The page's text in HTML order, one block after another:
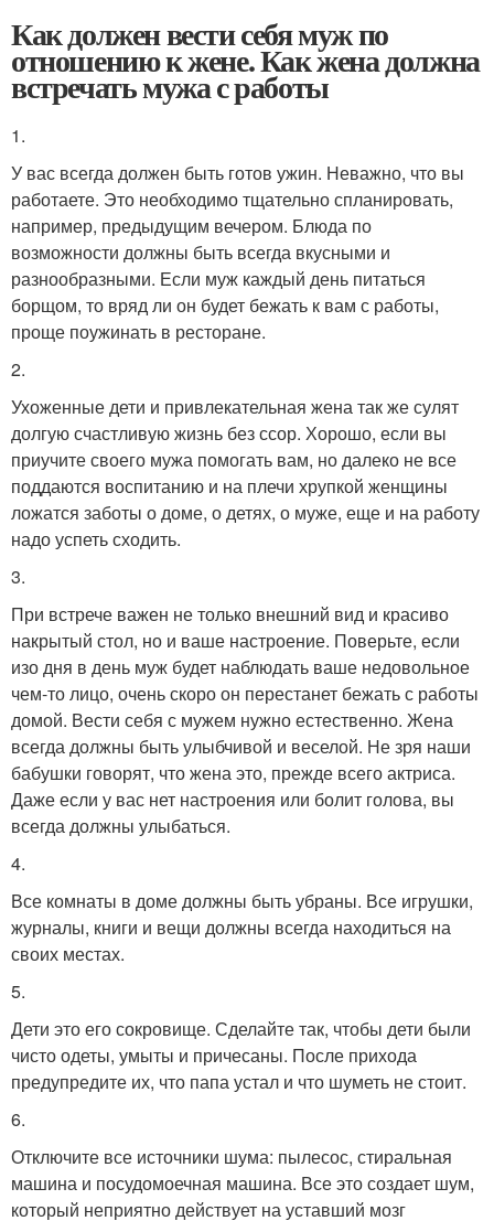
Как должен вести себя муж по
отношению к жене. Как жена должна
встречать мужа с работы
1.
У вас всегда должен быть готов ужин. Неважно, что вы
работаете. Это необходимо тщательно спланировать,
например, предыдущим вечером. Блюда по
возможности должны быть всегда вкусными и
разнообразными. Если муж каждый день питаться
борщом, то вряд ли он будет бежать к вам с работы,
проще поужинать в ресторане.
2.
Ухоженные дети и привлекательная жена так же сулят
долгую счастливую жизнь без ссор. Хорошо, если вы
приучите своего мужа помогать вам, но далеко не все
поддаются воспитанию и на плечи хрупкой женщины
ложатся заботы о доме, о детях, о муже, еще и на работу
надо успеть сходить.
3.
При встрече важен не только внешний вид и красиво
накрытый стол, но и ваше настроение. Поверьте, если
изо дня в день муж будет наблюдать ваше недовольное
чем-то лицо, очень скоро он перестанет бежать с работы
домой. Вести себя с мужем нужно естественно. Жена
всегда должны быть улыбчивой и веселой. Не зря наши
бабушки говорят, что жена это, прежде всего актриса.
Даже если у вас нет настроения или болит голова, вы
всегда должны улыбаться.
4.
Все комнаты в доме должны быть убраны. Все игрушки,
журналы, книги и вещи должны всегда находиться на
своих местах.
5.
Дети это его сокровище. Сделайте так, чтобы дети были
чисто одеты, умыты и причесаны. После прихода
предупредите их, что папа устал и что шуметь не стоит.
6.
Отключите все источники шума: пылесос, стиральная
машина и посудомоечная машина. Все это создает шум,
который неприятно действует на уставший мозг